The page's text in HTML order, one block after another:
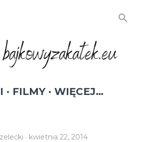
FILMY WIĘCEJ…
kwietnia 22, 2014